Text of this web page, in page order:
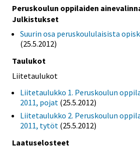
Peruskoulun oppilaiden
Julkistukset
Suurin osa peruskoululaisista
(25.5.2012)
Taulukot
Liitetaulukot
Liitetaulukko 1. Peruskoulun
2011, pojat (25.5.2012)
Liitetaulukko 2. Peruskoulun
2011, tytöt (25.5.2012)
Laatuselosteet